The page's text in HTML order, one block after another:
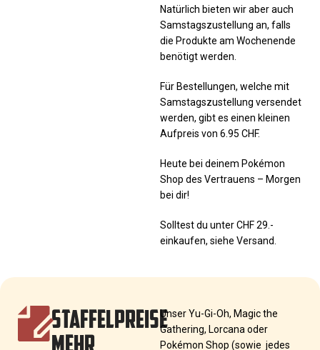
Natürlich bieten wir aber auch
Samstagszustellung an, falls
die Produkte am Wochenende
benötigt werden.
Für Bestellungen, welche mit
Samstagszustellung versendet
werden, gibt es einen kleinen
Aufpreis von 6.95 CHF.
Heute bei deinem Pokémon
Shop des Vertrauens – Morgen
bei dir!
Solltest du unter CHF 29.-
einkaufen, siehe Versand.
STAFFELPREISEUnser Yu-Gi-Oh, Magic the
Gathering, Lorcana oder
Pokémon Shop (sowie jedes